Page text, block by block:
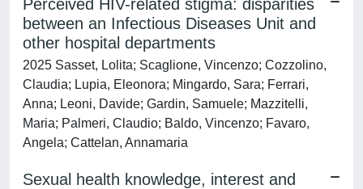
Perceived HIV-related stigma: disparities
between an Infectious Diseases Unit and
other hospital departments
2025 Sasset, Lolita; Scaglione, Vincenzo; Cozzolino,
Claudia; Lupia, Eleonora; Mingardo, Sara; Ferrari,
Anna; Leoni, Davide; Gardin, Samuele; Mazzitelli,
Maria; Palmeri, Claudio; Baldo, Vincenzo; Favaro,
Angela; Cattelan, Annamaria
Sexual health knowledge, interest and